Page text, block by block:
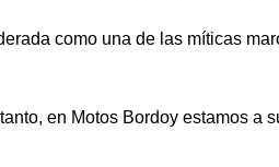
como una de las míticas
en Motos Bordoy estamos a